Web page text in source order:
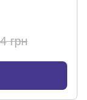
грн